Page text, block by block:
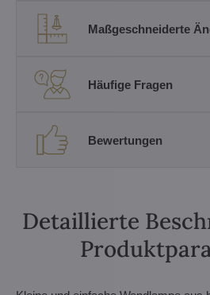
Maßgeschneiderte
Häufige Fragen
Bewertungen
Detaillierte